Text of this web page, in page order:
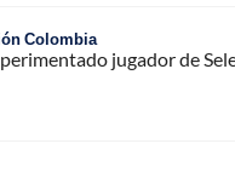
Colombia
jugador de